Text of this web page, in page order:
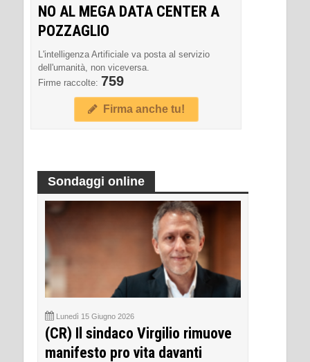
NO AL MEGA DATA CENTER A
POZZAGLIO
L'intelligenza Artificiale va posta al servizio
dell'umanità, non viceversa.
Firme raccolte: 759
Firma anche tu!
Sondaggi online
Lunedì 15 Giugno 2026
(CR) Il sindaco Virgilio rimuove
manifesto pro vita davanti